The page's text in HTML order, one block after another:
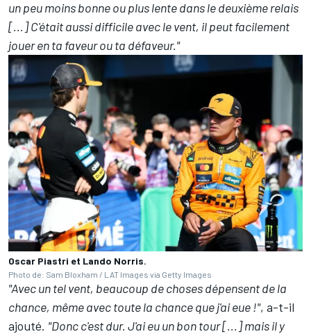
un peu moins bonne ou plus lente dans le deuxième relais
[...] C'était aussi difficile avec le vent, il peut facilement
jouer en ta faveur ou ta défaveur."
Oscar Piastri et Lando Norris.
Photo de: Sam Bloxham / LAT Images via Getty Images
"Avec un tel vent, beaucoup de choses dépensent de la
chance, même avec toute la chance que j'ai eue !", a-t-il
ajouté. "Donc c'est dur. J'ai eu un bon tour [...] mais il y